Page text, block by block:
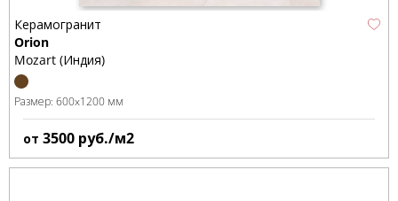
Керамогранит
Orion
Mozart (Индия)
Размер: 600x1200 мм
от 3500 руб./м2